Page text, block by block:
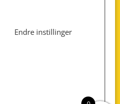
Endre instillinger